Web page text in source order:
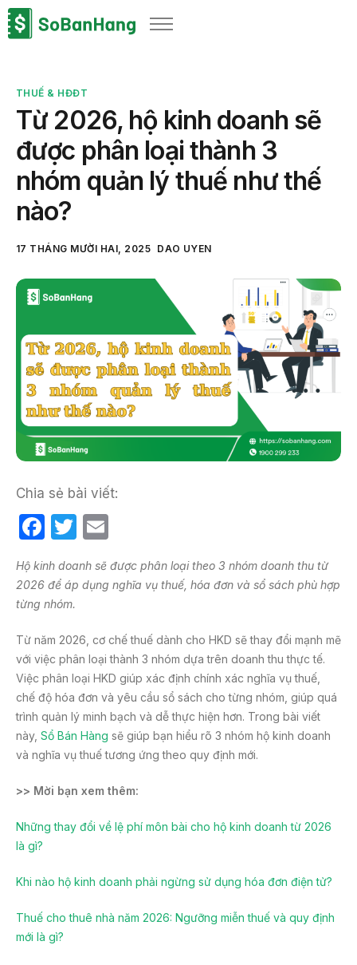
Sản phẩm
Bảng giá
Blog
Thông tin thuế
Về chúng tôi
THUẾ & HĐĐT
Từ 2026, hộ kinh doanh sẽ
được phân loại thành 3
nhóm quản lý thuế như thế
nào?
17 THÁNG MƯỜI HAI, 2025 DAO UYEN
Chia sẻ bài viết:
F
c
e
b
o
o
k
T
itt ail
Hộ kinh doanh sẽ được phân loại theo 3 nhóm doanh thu từ
2026 để áp dụng nghĩa vụ thuế, hóa đơn và sổ sách phù hợp
từng nhóm.
Từ năm 2026, cơ chế thuế dành cho HKD sẽ thay đổi mạnh mẽ
với việc phân loại thành 3 nhóm dựa trên doanh thu thực tế.
Việc phân loại HKD giúp xác định chính xác nghĩa vụ thuế,
chế độ hóa đơn và yêu cầu sổ sách cho từng nhóm, giúp quá
trình quản lý minh bạch và dễ thực hiện hơn. Trong bài viết
này, Sổ Bán Hàng sẽ giúp bạn hiểu rõ 3 nhóm hộ kinh doanh
và nghĩa vụ thuế tương ứng theo quy định mới.
>> Mời bạn xem thêm:
Những thay đổi về lệ phí môn bài cho hộ kinh doanh từ 2026
là gì?
Khi nào hộ kinh doanh phải ngừng sử dụng hóa đơn điện tử?
Thuế cho thuê nhà năm 2026: Ngưỡng miễn thuế và quy định
mới là gì?